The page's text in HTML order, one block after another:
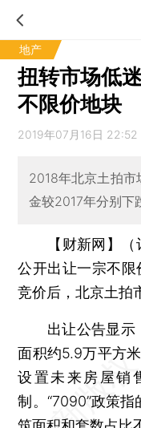
地产
扭转市场低
不限价地块
2019年07月16日 22:52
2018年北京土拍市
金较2017年分别下
【财新网】
公开出让一宗不
竞价后，北京土拍
出让公告显示
面积约5.9万平方
设置未来房屋销
制。“7090”政策